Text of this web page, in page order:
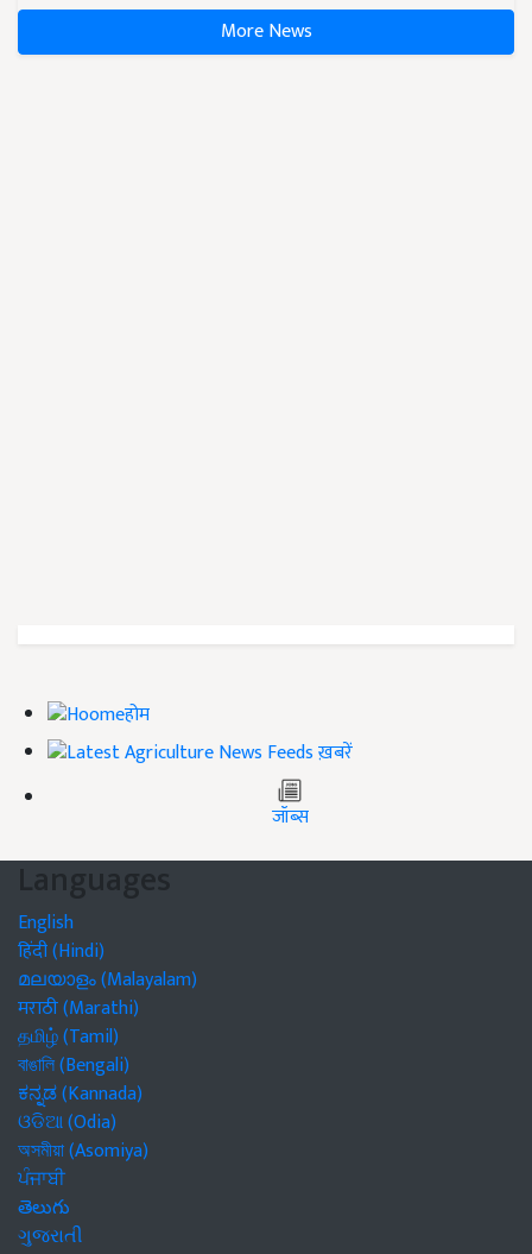
More News
होम
ख़बरें
जॉब्स
Languages
English
हिंदी (Hindi)
മലയാളം (Malayalam)
मराठी (Marathi)
தமிழ் (Tamil)
বাঙালি (Bengali)
ಕನ್ನಡ (Kannada)
ଓଡିଆ (Odia)
অসমীয়া (Asomiya)
ਪੰਜਾਬੀ
తెలుగు
ગુજરાતી